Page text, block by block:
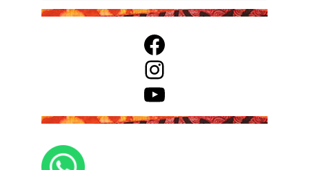
Facebook
Instagram
YouTube